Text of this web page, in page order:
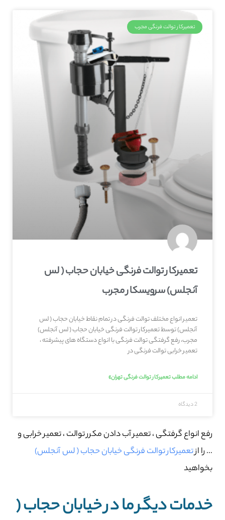
تعمیرکار توالت فرنگی مجرب
تعمیرکار توالت فرنگی خیابان حجاب ( لس
آنجلس) سرویسکار مجرب
تعمیر انواع مختلف توالت فرنگی در تمام نقاط خیابان حجاب ( لس
آنجلس) توسط تعمیرکار توالت فرنگی خیابان حجاب ( لس آنجلس)
مجرب، رفع گرفتگی توالت فرنگی با انواع دستگاه های پیشرفته ،
تعمیر خرابی توالت فرنگی در
ادامه مطلب تعمیرکار توالت فرنگی تهران»
2 دیدگاه
رفع انواع گرفتگی ، تعمیر آب دادن مکرر توالت ، تعمیر خرابی و
… را ازتعمیرکار توالت فرنگی خیابان حجاب ( لس آنجلس)
بخواهید
خدمات دیگر ما در خیابان حجاب (